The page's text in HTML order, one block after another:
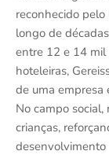
reconhecido
longo de
entre 12 e 14 mil
hoteleiras,
de uma empresa
No campo
crianças,
desenvolvimento